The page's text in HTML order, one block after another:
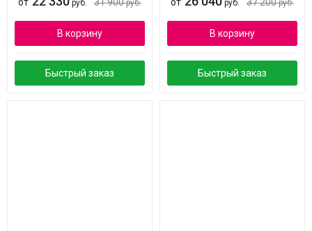
руб. руб.
В корзину
Быстрый заказ
руб. руб.
В корзину
Быстрый заказ